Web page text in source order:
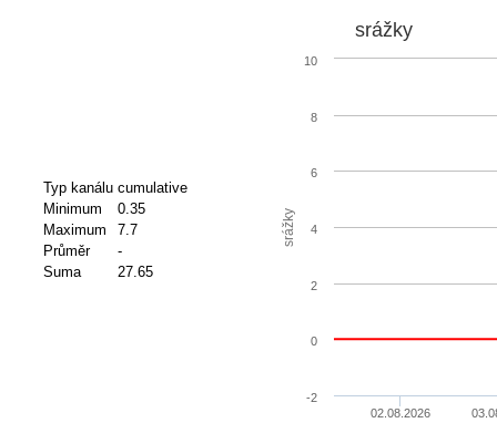
Typ kanálu cumulative
Minimum
0.35
Maximum
7.7
Průměr
-
Suma
27.65
srážky
srážky
02.08.2026
-2
0
2
4
6
8
10